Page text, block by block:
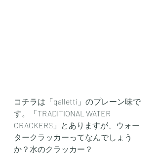
コチラは「qalletti」のプレーン味で
す。「TRADITIONAL WATER
CRACKERS」とありますが、ウォー
タークラッカーってなんでしょう
か？水のクラッカー？